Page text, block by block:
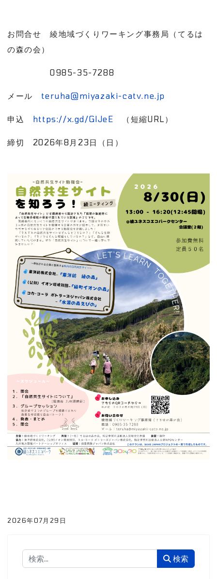
お問合せ 綾地域づくりワーキング事務局（てるは
の森の会）
0985-35-7288
メール teruha@miyazaki-catv.ne.jp
申込 https://x.gd/GlJeE （短縮URL）
締切 2026年8月23日（日）
2026年07月29日
検索 検索